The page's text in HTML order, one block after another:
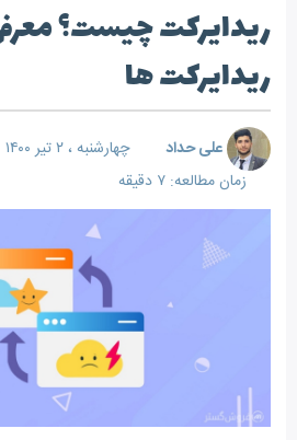
ریدایرکت چیست؟
ریدایرکت ها
علی حداد چهارشنبه ، ۲ تیر ۱۴۰۰
زمان مطالعه: ۷ دقیقه